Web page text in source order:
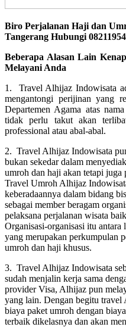
Biro Perjalanan Haji dan
Tangerang Hubungi
Beberapa Alasan Lain
Melayani Anda
1. Travel Alhijaz Indowisata
mengantongi perijinan yang
Departemen Agama atas
tidak perlu takut akan
professional atau abal-abal.
2. Travel Alhijaz Indowisata
bukan sekedar dalam
umroh dan haji akan tetapi
Travel Umroh Alhijaz
keberadaannya dalam bidang
sebagai member beragam
pelaksana perjalanan wisata
Organisasi-organisasi itu
yang merupakan perkumpulan
umroh dan haji khusus.
3. Travel Alhijaz Indowisata
sudah menjalin kerja sama
provider Visa, Alhijaz pun
yang lain. Dengan begitu
biaya paket umroh dengan
terbaik dikelasnya dan akan